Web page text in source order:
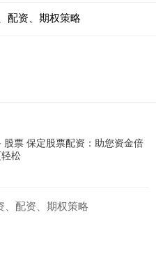
配资、期权策略
股票 保定股票配资：助您资金倍
松
、配资、期权策略